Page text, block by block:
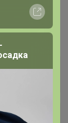
любимых
+3K